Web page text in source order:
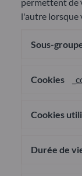
l'autre lorsque
nécessaires
du